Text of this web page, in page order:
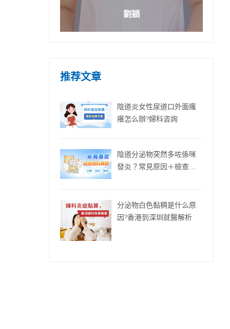
劉穎
推荐文章
陰道炎女性尿道口外面瘙
癢怎么辦?婦科咨詢
陰道分泌物突然多咗係咪
發炎？常見原因＋檢查建
分泌物白色黏稠是什么原
因?香港到深圳就醫解析